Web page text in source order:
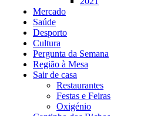
Mercado
Saúde
Desporto
Cultura
Pergunta da Semana
Região à Mesa
Sair de casa
Restaurantes
Festas e Feiras
Oxigénio